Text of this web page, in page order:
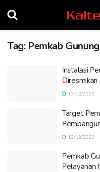
Tag: Pemkab
Instalasi
Diresmikan
12/12/2023
Target
12/12/2023
Pemkab
Pelayanan